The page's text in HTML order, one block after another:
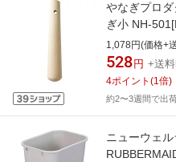
やなぎプロ
ぎ小 NH-
1,078円(価格+
528 円 +送
4ポイント (1倍)
約2〜3週間で出
ニューウェル